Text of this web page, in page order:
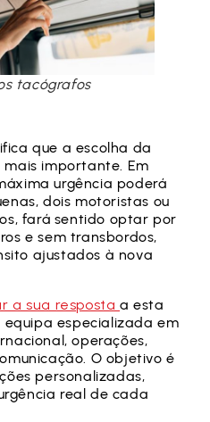
tacógrafos
que a escolha da
importante. Em
urgência poderá
dois motoristas ou
fará sentido optar por
e sem transbordos,
ajustados à nova
a sua resposta a esta
especializada em
operações,
O objetivo é
personalizadas,
real de cada